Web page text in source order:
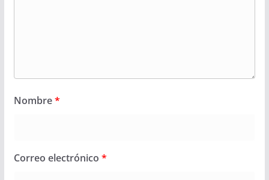
Nombre*
Correo electrónico *